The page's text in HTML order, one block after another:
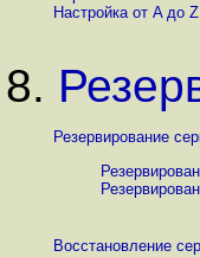
Настройка от A до
8.
Резервирование
Восстановление